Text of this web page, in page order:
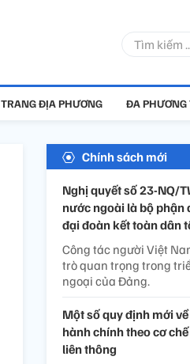
TRANG ĐỊA PHƯƠNG ĐA PHƯƠNG
Chính sách mới
Nghị quyết số 23-NQ/
nước ngoài là bộ phận
đại đoàn kết toàn dân
Công tác người Việt
trò quan trọng trong
ngoại của Đảng.
Một số quy định mới
hành chính theo cơ
liên thông